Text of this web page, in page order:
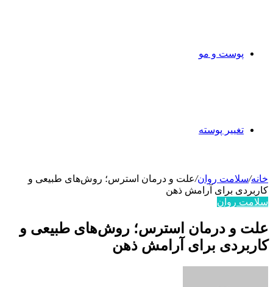
پوست و مو
تغییر پوسته
خانه/سلامت روان/علت و درمان استرس؛ روش‌های طبیعی و
کاربردی برای آرامش ذهن
سلامت روان
علت و درمان استرس؛ روش‌های طبیعی و
کاربردی برای آرامش ذهن